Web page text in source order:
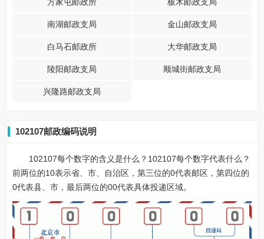
南湖邮政支局 金山邮政支局
白马石邮政所 大华邮政支局
陵阳邮政支局 顺城街邮政支局
兴隆路邮政支局
102107邮政编码说明
102107每个数字的含义是什么？102107每个数字代表什么？
前两位的10表示省、市、自治区，第三位的0代表邮区，第四位的
0代表县、市，最后两位的00代表具体投递区域。